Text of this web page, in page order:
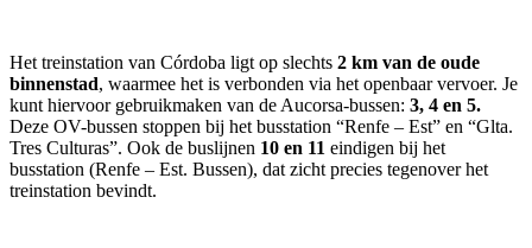
Het treinstation van Córdoba ligt op slechts 2 km van de oude
binnenstad, waarmee het is verbonden via het openbaar vervoer. Je
kunt hiervoor gebruikmaken van de Aucorsa-bussen: 3, 4 en 5.
Deze OV-bussen stoppen bij het busstation “Renfe – Est” en “Glta.
Tres Culturas”. Ook de buslijnen 10 en 11 eindigen bij het
busstation (Renfe – Est. Bussen), dat zicht precies tegenover het
treinstation bevindt.